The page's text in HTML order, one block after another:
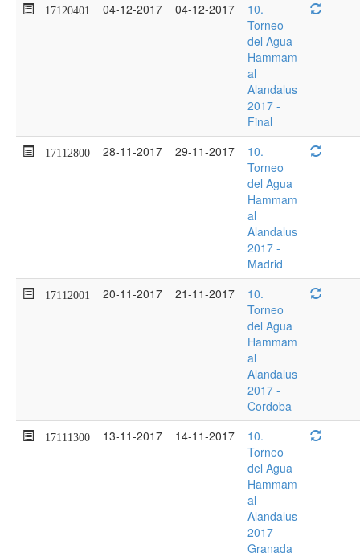
17120401 04-12-2017 04-12-2017
10.
Torneo
del Agua
Hammam
al
Alandalus
2017 -
Final
17112800 28-11-2017 29-11-2017
10.
Torneo
del Agua
Hammam
al
Alandalus
2017 -
Madrid
17112001 20-11-2017 21-11-2017
10.
Torneo
del Agua
Hammam
al
Alandalus
2017 -
Cordoba
17111300 13-11-2017 14-11-2017
10.
Torneo
del Agua
Hammam
al
Alandalus
2017 -
Granada